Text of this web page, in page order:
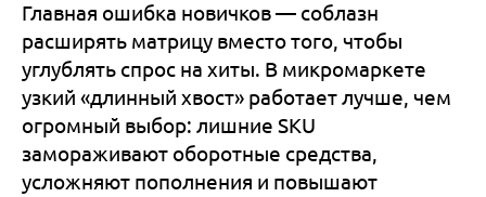
Главная ошибка новичков — соблазн
расширять матрицу вместо того, чтобы
углублять спрос на хиты. В микромаркете
узкий «длинный хвост» работает лучше, чем
огромный выбор: лишние SKU
замораживают оборотные средства,
усложняют пополнения и повышают